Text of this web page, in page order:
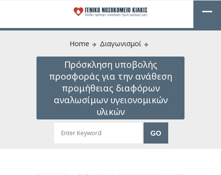
Home Διαγωνισμοί
Πρόσκληση υποβολής
προσφοράς για την ανάθεση
προμήθειας διαφόρων
αναλωσίμων υγειονομικών
υλικών